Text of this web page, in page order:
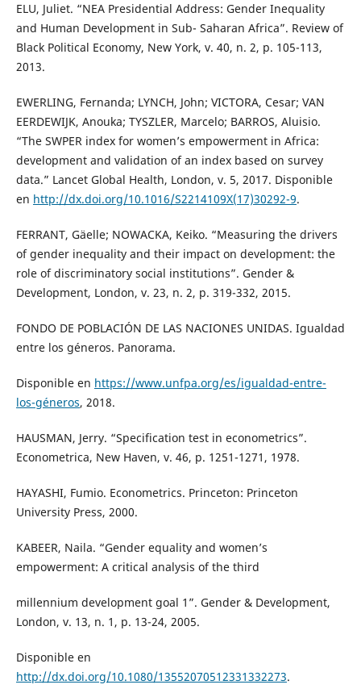
ELU, Juliet. “NEA Presidential Address: Gender Inequality
and Human Development in Sub- Saharan Africa”. Review of
Black Political Economy, New York, v. 40, n. 2, p. 105-113,
2013.
EWERLING, Fernanda; LYNCH, John; VICTORA, Cesar; VAN
EERDEWIJK, Anouka; TYSZLER, Marcelo; BARROS, Aluisio.
“The SWPER index for women’s empowerment in Africa:
development and validation of an index based on survey
data.” Lancet Global Health, London, v. 5, 2017. Disponible
en http://dx.doi.org/10.1016/S2214109X(17)30292-9.
FERRANT, Gäelle; NOWACKA, Keiko. “Measuring the drivers
of gender inequality and their impact on development: the
role of discriminatory social institutions”. Gender &
Development, London, v. 23, n. 2, p. 319-332, 2015.
FONDO DE POBLACIÓN DE LAS NACIONES UNIDAS. Igualdad
entre los géneros. Panorama.
Disponible en https://www.unfpa.org/es/igualdad-entre-
los-géneros, 2018.
HAUSMAN, Jerry. “Specification test in econometrics”.
Econometrica, New Haven, v. 46, p. 1251-1271, 1978.
HAYASHI, Fumio. Econometrics. Princeton: Princeton
University Press, 2000.
KABEER, Naila. “Gender equality and women’s
empowerment: A critical analysis of the third
millennium development goal 1”. Gender & Development,
London, v. 13, n. 1, p. 13-24, 2005.
Disponible en
http://dx.doi.org/10.1080/13552070512331332273.